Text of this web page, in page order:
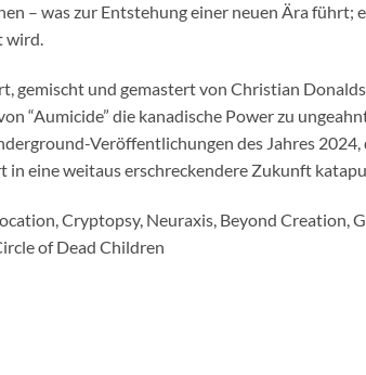
– was zur Entstehung einer neuen Ära führt;
wird.
gemischt und gemastert von Christian
“Aumicide” die kanadische Power zu
Veröffentlichungen des Jahres
in eine weitaus erschreckendere Zukunft
Cryptopsy, Neuraxis, Beyond Creation,
of Dead Children